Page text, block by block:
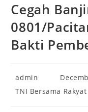
Cegah
0801/
Bakti
Post
admin
Post
Post
TNI Bersama Rakyat